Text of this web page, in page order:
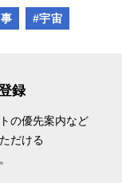
#宇宙
録
の優先案内など
だける